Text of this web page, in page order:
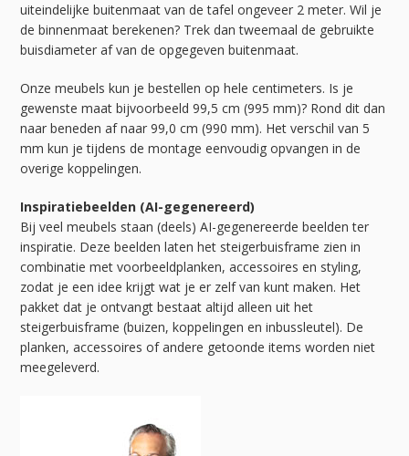
uiteindelijke buitenmaat van de tafel ongeveer 2 meter. Wil je
de binnenmaat berekenen? Trek dan tweemaal de gebruikte
buisdiameter af van de opgegeven buitenmaat.
Onze meubels kun je bestellen op hele centimeters. Is je
gewenste maat bijvoorbeeld 99,5 cm (995 mm)? Rond dit dan
naar beneden af naar 99,0 cm (990 mm). Het verschil van 5
mm kun je tijdens de montage eenvoudig opvangen in de
overige koppelingen.
Inspiratiebeelden (AI-gegenereerd)
Bij veel meubels staan (deels) AI-gegenereerde beelden ter
inspiratie. Deze beelden laten het steigerbuisframe zien in
combinatie met voorbeeldplanken, accessoires en styling,
zodat je een idee krijgt wat je er zelf van kunt maken. Het
pakket dat je ontvangt bestaat altijd alleen uit het
steigerbuisframe (buizen, koppelingen en inbussleutel). De
planken, accessoires of andere getoonde items worden niet
meegeleverd.